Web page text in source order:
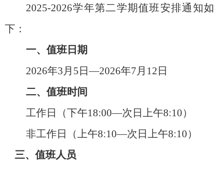
2025-2026学年第二学期值班安排通知如
下：
一、值班日期
2026年3月 5 日—2026年7月 12 日
二、值班时间
工作日（下午18:00—次日上午8:10）
非工作日（上午8:10—次日上午8:10）
三、值班人员